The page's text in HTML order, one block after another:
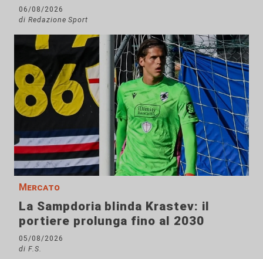
06/08/2026
di Redazione Sport
Mercato
La Sampdoria blinda Krastev: il
portiere prolunga fino al 2030
05/08/2026
di F.S.